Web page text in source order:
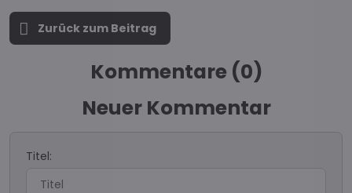
Zurück zum Beitrag
Kommentare (0)
Neuer Kommentar
Titel: